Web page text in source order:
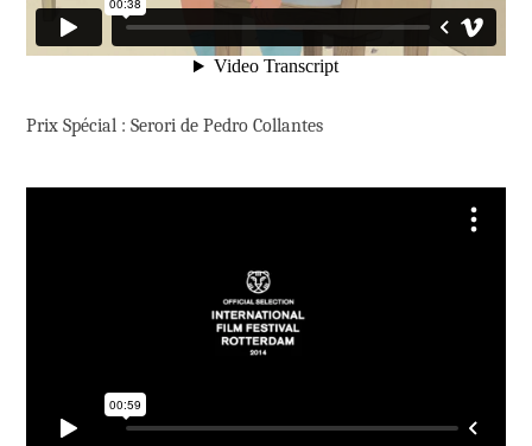
Prix Spécial : Serori de Pedro Collantes